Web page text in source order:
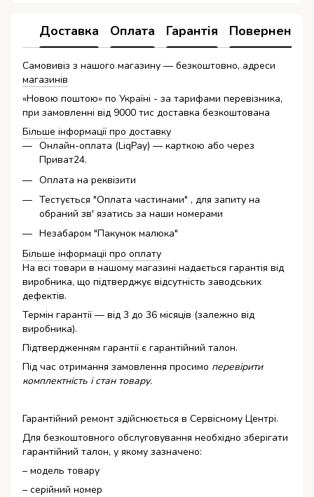
Доставка Оплата Гарантія Повернення
Самовивіз з нашого магазину — безкоштовно, адреси
магазинів
«Новою поштою» по Україні - за тарифами перевізника,
при замовленні від 9000 тис доставка безкоштована
Більше інформації про доставку
Онлайн-оплата (LiqPay) — карткою або через
Приват24.
Оплата на реквізити
Тестується "Оплата частинами" , для запиту на
обраний зв' язатись за наши номерами
Незабаром "Пакунок малюка"
Більше інформаціі про оплату
На всі товари в нашому магазині надається гарантія від
виробника, що підтверджує відсутність заводських
дефектів.
Термін гарантії — від 3 до 36 місяців (залежно від
виробника).
Підтвердженням гарантії є гарантійний талон.
Під час отримання замовлення просимо перевірити
комплектність і стан товару.
Гарантійний ремонт здійснюється в Сервісному Центрі.
Для безкоштовного обслуговування необхідно зберігати
гарантійний талон, у якому зазначено:
– модель товару
– серійний номер